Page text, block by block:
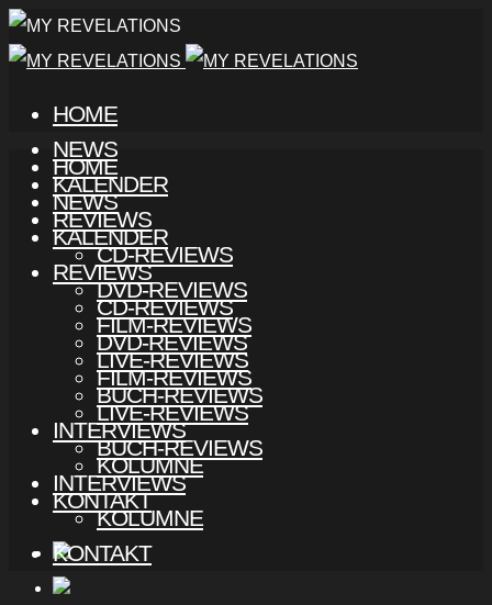
HOME
NEWS
KALENDER
REVIEWS
CD-REVIEWS
DVD-REVIEWS
FILM-REVIEWS
LIVE-REVIEWS
BUCH-REVIEWS
INTERVIEWS
KOLUMNE
KONTAKT
HOME
NEWS
KALENDER
REVIEWS
CD-REVIEWS
DVD-REVIEWS
FILM-REVIEWS
LIVE-REVIEWS
BUCH-REVIEWS
INTERVIEWS
KOLUMNE
KONTAKT